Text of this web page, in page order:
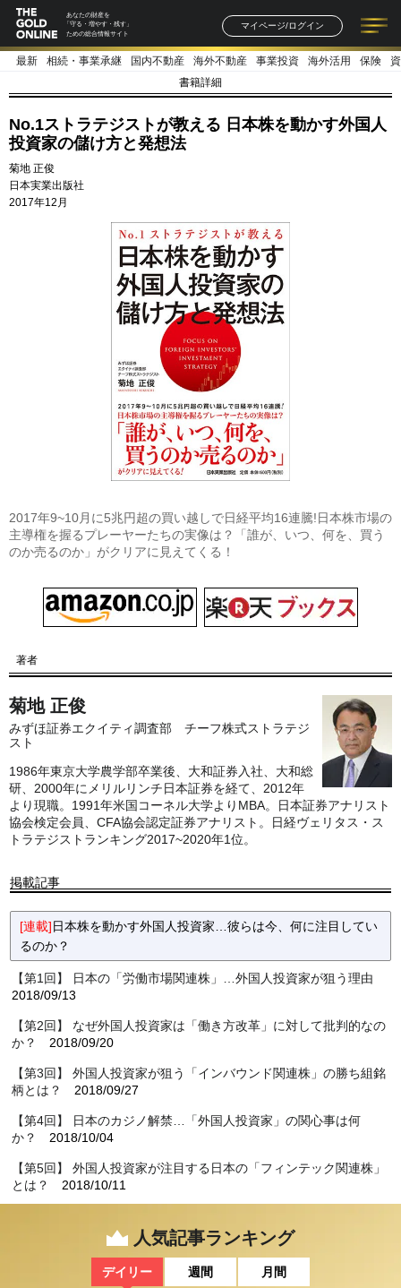
あなたの財産を
「守る・増やす・残す」
ための総合情報サイト
マイページ/ログイン
記事一覧 連載一覧
著者一覧 書籍一覧
最新 相続・事業承継 国内不動産 海外不動産 事業投資 海外活用 保険
書籍詳細
No.1ストラテジストが教える 日本株を動かす外国人
投資家の儲け方と発想法
菊地 正俊
日本実業出版社
2017年12月
2017年9~10月に5兆円超の買い越しで日経平均16連騰!日本株市場の
主導権を握るプレーヤーたちの実像は？「誰が、いつ、何を、買う
のか売るのか」がクリアに見えてくる！
著者
菊地 正俊
みずほ証券エクイティ調査部 チーフ株式ストラテジ
スト
1986年東京大学農学部卒業後、大和証券入社、大和総
研、2000年にメリルリンチ日本証券を経て、2012年
より現職。1991年米国コーネル大学よりMBA。日本証券アナリスト
協会検定会員、CFA協会認定証券アナリスト。日経ヴェリタス・ス
トラテジストランキング2017~2020年1位。
掲載記事
[連載]日本株を動かす外国人投資家…彼らは今、何に注目してい
るのか？
【第1回】 日本の「労働市場関連株」…外国人投資家が狙う理由
2018/09/13
【第2回】 なぜ外国人投資家は「働き方改革」に対して批判的なの
か？
2018/09/20
【第3回】 外国人投資家が狙う「インバウンド関連株」の勝ち組銘
柄とは？
2018/09/27
【第4回】 日本のカジノ解禁…「外国人投資家」の関心事は何
か？
2018/10/04
【第5回】 外国人投資家が注目する日本の「フィンテック関連株」
とは？
2018/10/11
【第7回】 なぜ、日本の自動車産業は「ガラパゴス化」しつつある
2018/10/25
人気記事ランキング
デイリー 週間 月間